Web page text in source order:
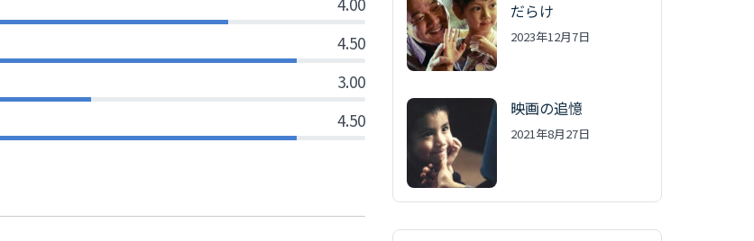
4.50
3.00
4.50
だらけ
2023年12月7日
映画の追憶
2021年8月27日